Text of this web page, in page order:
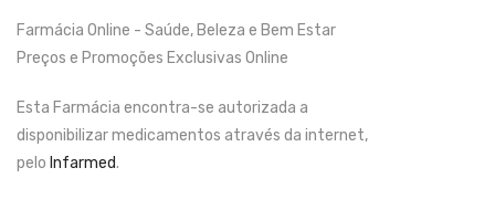
Farmácia Online - Saúde, Beleza e Bem Estar
Preços e Promoções Exclusivas Online
Esta Farmácia encontra-se autorizada a
disponibilizar medicamentos através da internet,
pelo Infarmed.